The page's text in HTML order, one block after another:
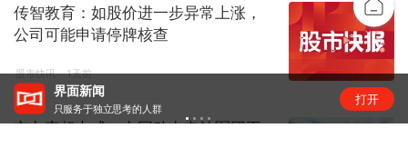
传智教育：如股价进一步异常上涨，
公司可能申请停牌核查
股市快讯 1天前
市占率超七成，中国动力电池军团再
界面新闻
只服务于独立思考的人群
打开